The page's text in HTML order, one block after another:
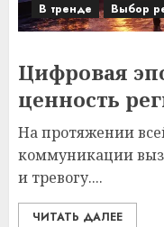
В тренде Выбор
Цифровая
ценность
На протяжении
коммуникации
и тревогу....
ЧИТАТЬ ДАЛЕЕ